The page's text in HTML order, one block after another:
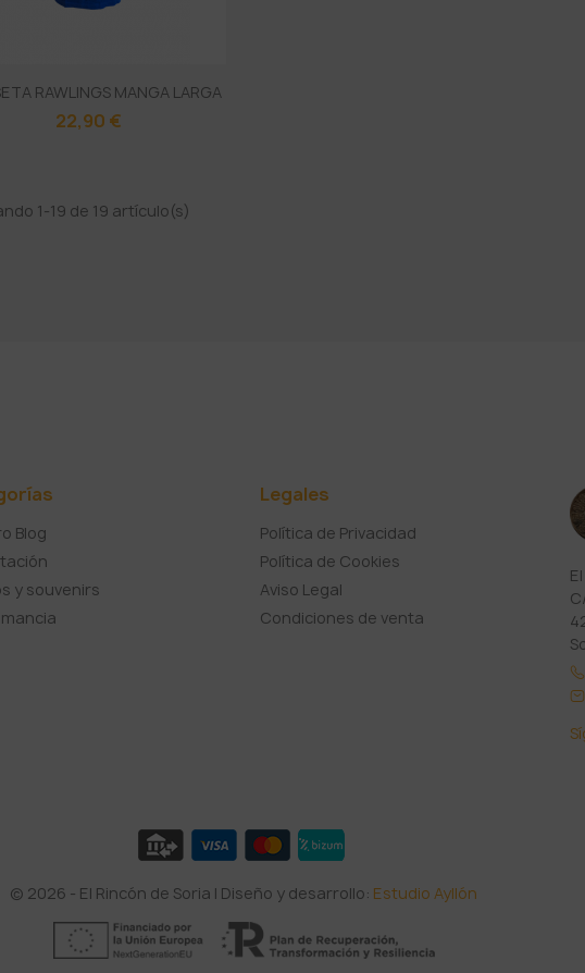
RAWLINGS MANGA LARGA
22,90 €
1-19 de 19 artículo(s)
Blog
y souvenirs
Legales
Política de Privacidad
Política de Cookies
Aviso Legal
Condiciones de venta
© 2026 - El Rincón de Soria | Diseño y desarrollo: Estudio Ayllón